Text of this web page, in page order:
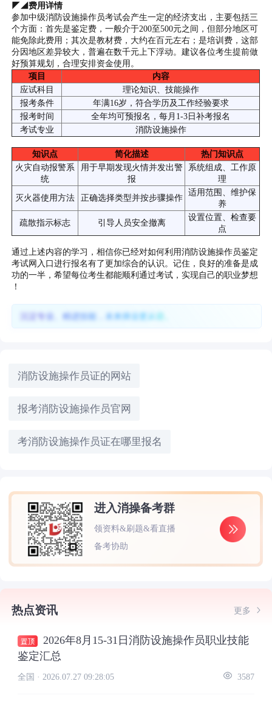
◤◢费用详情
参加中级消防设施操作员考试会产生一定的经济支出，主要包括三
个方面：首先是鉴定费，一般介于200至500元之间，但部分地区可
能免除此费用；其次是教材费，大约在百元左右；是培训费，这部
分因地区差异较大，普遍在数千元上下浮动。建议各位考生提前做
好预算规划，合理安排资金使用。
项目
内容
应试科目
理论知识、技能操作
报考条件
年满16岁，符合学历及工作经验要求
报考时间
全年均可预报名，每月1-3日补考报名
考试专业
消防设施操作
知识点 简化描述
热门知识点
火灾自动报警系
统
用于早期发现火情并发出警
报
系统组成、工作原
理
灭火器使用方法
正确选择类型并按步骤操作
适用范围、维护保
养
疏散指示标志
引导人员安全撤离
设置位置、检查要
点
通过上述内容的学习，相信你已经对如何利用消防设施操作员鉴定
考试网入口进行报名有了更加综合的认识。记住，良好的准备是成
功的一半，希望每位考生都能顺利通过考试，实现自己的职业梦想
！
沉淀专业、精进技能，未来择业更从容。
消防设施操作员证的网站
报考消防设施操作员官网
考消防设施操作员证在哪里报名
进入消操备考群
领资料&刷题&看直播
备考协助
热点资讯 更多
2026年8月15-31日消防设施操作员职业技能
鉴定汇总
全国 · 2026.07.27 09:28:05 3587